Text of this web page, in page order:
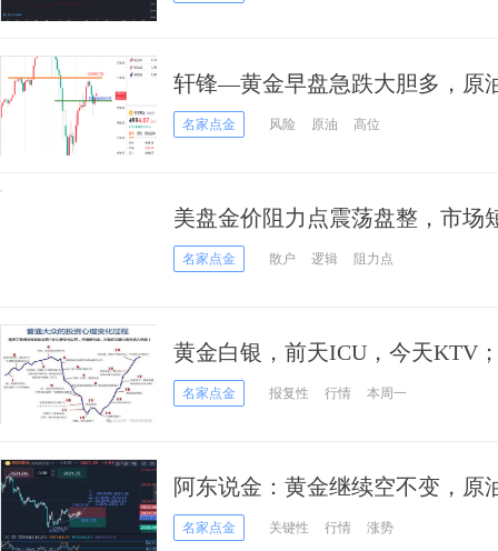
轩锋—黄金早盘急跌大胆多，原
名家点金 风险 原油 高位
美盘金价阻力点震荡盘整，市场
名家点金 散户 逻辑 阻力点
黄金白银，前天ICU，今天KTV
行了？
名家点金 报复性 行情 本周一
阿东说金：黄金继续空不变，原
名家点金 关键性 行情 涨势